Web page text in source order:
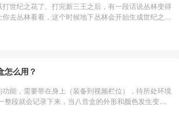
世纪之花了。打完新三王之后，有一段话说丛林变得
去丛林看看，这个时候地下丛林会开始生成世纪之花
怎么用？
能，需要带在身上（装备到视频栏位），待所处环境
整段就会记录下来，当八音盒的外形和颜色发生变化